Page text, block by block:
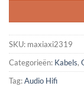
SKU: maxiaxi2319
Categorieën: Kabels,
Tag:Audio Hifi